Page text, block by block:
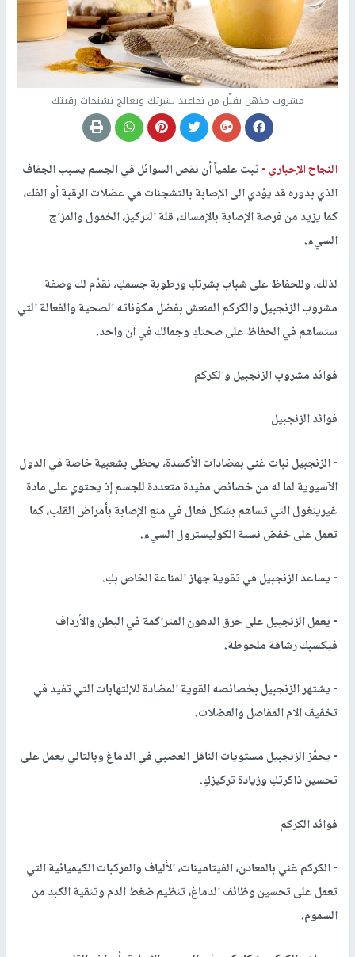
مشروب مذهل يقلّل من تجاعيد بشرتكِ ويعالج تشنجات رقبتك
النجاح الإخباري -ثبت علمياً أن نقص السوائل في الجسم يسبب الجفاف
الذي بدوره قد يؤدي الى الإصابة بالتشجنات في عضلات الرقبة أو الفك،
كما يزيد من فرصة الإصابة بالإمساك، قلة التركيز، الخمول والمزاج
السيء.
لذلك، وللحفاظ على شباب بشرتكِ ورطوبة جسمكِ، نقدّم لك وصفة
مشروب الزنجبيل والكركم المنعش بفضل مكوّناته الصحية والفعالة التي
ستساهم في الحفاظ على صحتكِ وجمالكِ في آن واحد.
فوائد مشروب الزنجبيل والكركم
فوائد الزنجبيل
- الزنجبيل نبات غني بمضادات الأكسدة، يحظى بشعبية خاصة في الدول
الآسيوية لما له من خصائص مفيدة متعددة للجسم إذ يحتوي على مادة
غيرينغول التي تساهم بشكل فعال في منع الإصابة بأمراض القلب، كما
تعمل على خفض نسبة الكوليسترول السيء.
- يساعد الزنجبيل في تقوية جهاز المناعة الخاص بكِ.
- يعمل الزنجبيل على حرق الدهون المتراكمة في البطن والأرداف
فيكسبك رشاقة ملحوظة.
- يشتهر الزنجبيل بخصائصه القوية المضادة للإلتهابات التي تفيد في
تخفيف آلام المفاصل والعضلات.
- يحفّز الزنجبيل مستويات الناقل العصبي في الدماغ وبالتالي يعمل على
تحسين ذاكرتكِ وزيادة تركيزكِ.
فوائد الكركم
- الكركم غني بالمعادن، الفيتامينات، الألياف والمركبات الكيميائية التي
تعمل على تحسين وظائف الدماغ، تنظيم ضغط الدم وتنقية الكبد من
السموم.